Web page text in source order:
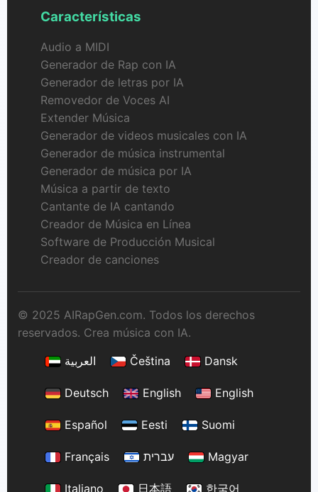
Características
Audio a MIDI
Generador de Rap con IA
Generador de letras por IA
Removedor de Voces AI
Extender Música
Generador de videos musicales con IA
Generador de música instrumental
Generador de música por IA
Música a partir de texto
Cantante de IA cantando
Creador de Música en Línea
Software de Producción Musical
Creador de canciones
© 2025 AIRapGen.com. Todos los derechos
reservados. Crea música con IA.
العربية
Čeština Dansk
Deutsch English English
Español Eesti Suomi
Français עברית Magyar
Italiano 日本語 한국어